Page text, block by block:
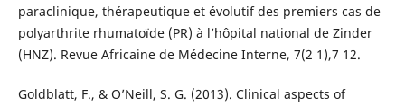
paraclinique, thérapeutique et évolutif des premiers cas de
polyarthrite rhumatoïde (PR) à l’hôpital national de Zinder
(HNZ). Revue Africaine de Médecine Interne, 7(2 1),7 12.
Goldblatt, F., & O’Neill, S. G. (2013). Clinical aspects of